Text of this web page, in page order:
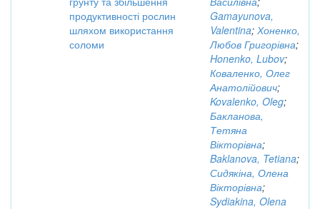
продуктивності рослин
шляхом використання
соломи
Gamayunova,
Valentina; Хоненко,
Любов Григорівна;
Honenko, Lubov;
Коваленко, Олег
Анатолійович;
Kovalenko, Oleg;
Бакланова,
Тетяна
Вікторівна;
Baklanova, Tetiana;
Сидякіна, Олена
Вікторівна;
Sydiakina, Olena